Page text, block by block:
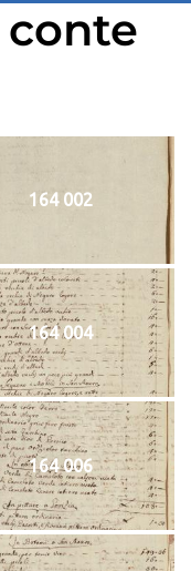
conte
164 002
164 004
164 006